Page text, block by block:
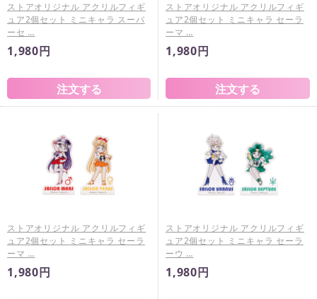
ストアオリジナル アクリルフィギ
ュア2個セット ミニキャラ スーパ
ーセ …
1,980円
ストアオリジナル アクリルフィギ
ュア2個セット ミニキャラ セーラ
ーマ …
1,980円
ストアオリジナル アクリルフィギ
ュア2個セット ミニキャラ セーラ
ーマ …
1,980円
ストアオリジナル アクリルフィギ
ュア2個セット ミニキャラ セーラ
ーウ …
1,980円